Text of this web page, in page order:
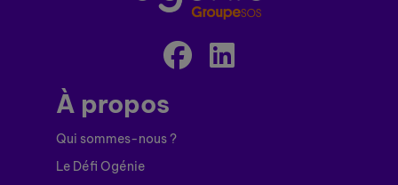
À propos
Qui sommes-nous ?
Le Défi Ogénie